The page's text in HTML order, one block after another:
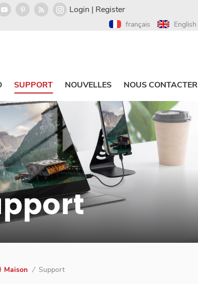
Login | Register
français English
SUPPORT NOUVELLES NOUS CONTACTER
Maison / Support